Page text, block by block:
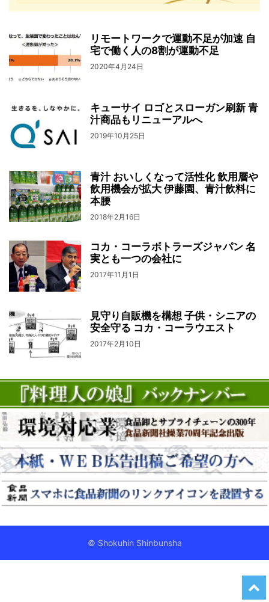
リモートワークで運動不足が加速 自
宅で働く人の8割が運動不足
2020年4月24日
キューサイ ロゴとスローガン刷新 青
汁商品もリニューアルへ
2019年10月25日
青汁 おいしくなって活性化 飲用層や
飲用機会が拡大 伊藤園、青汁飲料に
本腰
2018年2月16日
コカ・コーラボトラーズジャパン 名
実とも一つの会社に
2017年11月1日
見守り自販機を構想 子供・シニアの
安全守る コカ・コーラウエスト
2017年2月10日
© Shokuhin Shinbunsha